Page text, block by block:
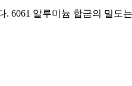
6061 알루미늄 합금의 밀